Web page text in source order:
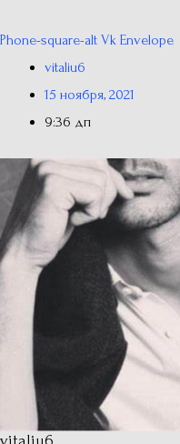
Phone-square-alt Vk Envelope
vitaliu6
15 ноября, 2021
9:36 дп